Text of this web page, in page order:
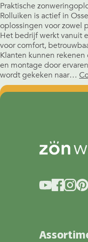
Praktische
Rolluiken is actief in
oplossingen voor zowel
Het bedrijf werkt vanuit
voor comfort,
Klanten kunnen
en montage door
wordt gekeken naar…